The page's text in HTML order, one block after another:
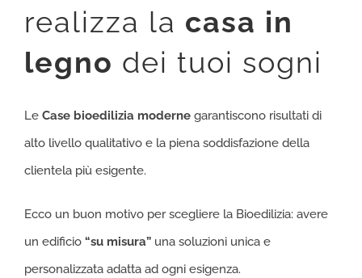
realizza la casa in
legno dei tuoi sogni
Le Case bioedilizia moderne garantiscono risultati di
alto livello qualitativo e la piena soddisfazione della
clientela più esigente.
Ecco un buon motivo per scegliere la Bioedilizia: avere
un edificio “su misura” una soluzioni unica e
personalizzata adatta ad ogni esigenza.